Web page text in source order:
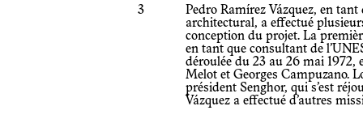
3
Pedro Ramírez Vázquez, en
architectural, a effectué
conception du projet. La
en tant que consultant de
déroulée du 23 au 26 mai 1972,
Melot et Georges Campuzano.
président Senghor, qui s’est
Vázquez a effectué d’autres